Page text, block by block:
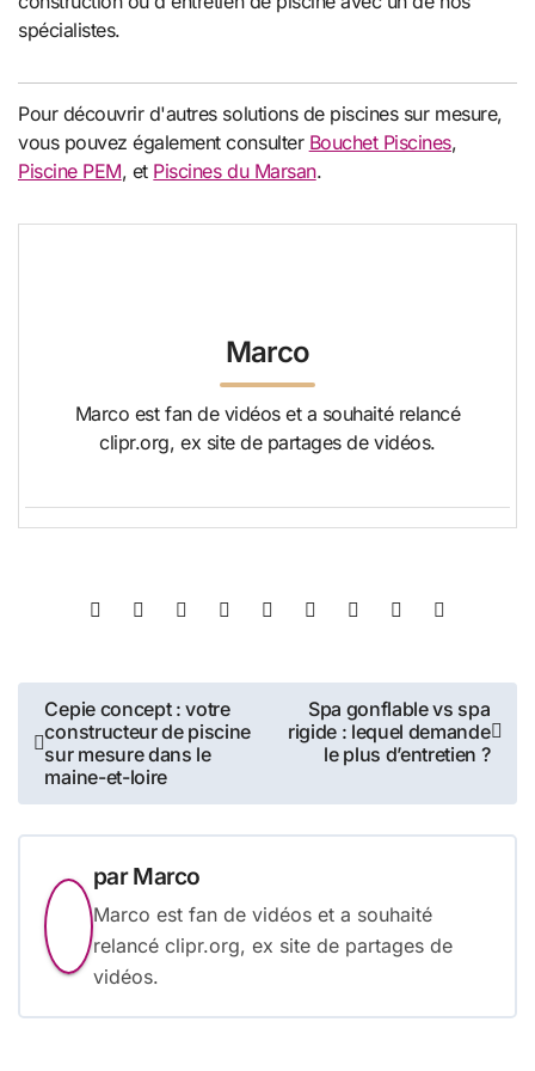
spécialistes.
Pour découvrir d'autres solutions de piscines sur mesure,
vous pouvez également consulter Bouchet Piscines,
Piscine PEM, et Piscines du Marsan.
Marco
Marco est fan de vidéos et a souhaité relancé
clipr.org, ex site de partages de vidéos.
Navigation
de
l’article
Cepie concept : votre
constructeur de piscine
sur mesure dans le
maine-et-loire
Spa gonflable vs spa
rigide : lequel demande
le plus d’entretien ?
parMarco
Marco est fan de vidéos et a souhaité
relancé clipr.org, ex site de partages de
vidéos.